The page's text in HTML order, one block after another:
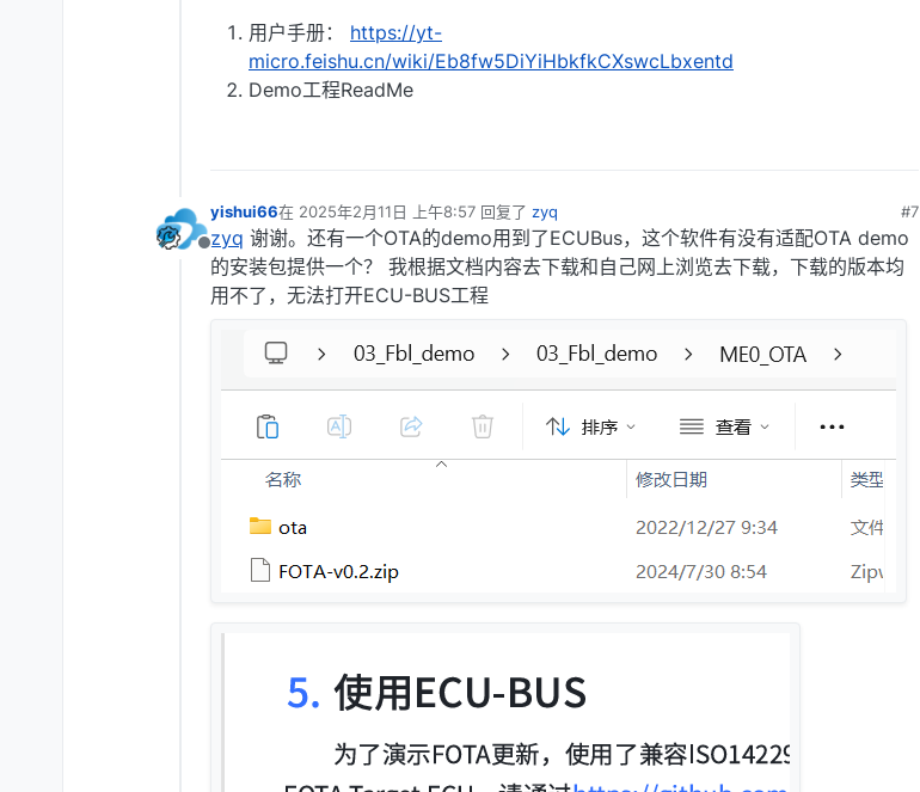
用户手册： https://yt-
micro.feishu.cn/wiki/Eb8fw5DiYiHbkfkCXswcLbxentd
Demo工程ReadMe
离线
yishui66在 2025年2月11日 上午8:57 回复了 zyq
最后由 编辑
#7
zyq 谢谢。还有一个OTA的demo用到了ECUBus，这个软件有没有适配OTA demo
的安装包提供一个？ 我根据文档内容去下载和自己网上浏览去下载，下载的版本均
用不了，无法打开ECU-BUS⼯程